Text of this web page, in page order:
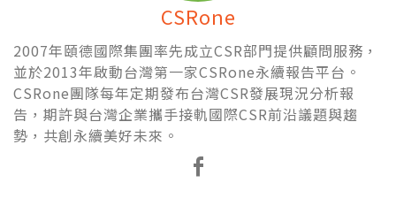
CSRone
2007年頤德國際集團率先成立CSR部門提供顧問服務，
並於2013年啟動台灣第一家CSRone永續報告平台。
CSRone團隊每年定期發布台灣CSR發展現況分析報
告，期許與台灣企業攜手接軌國際CSR前沿議題與趨
勢，共創永續美好未來。